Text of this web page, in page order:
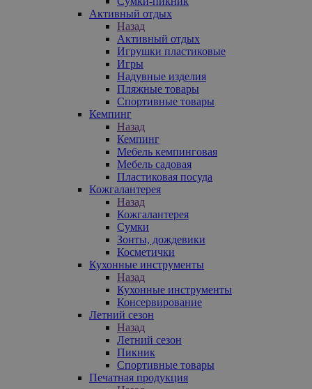
Активный отдых
Назад
Активный отдых
Игрушки пластиковые
Игры
Надувные изделия
Пляжные товары
Спортивные товары
Кемпинг
Назад
Кемпинг
Мебель кемпинговая
Мебель садовая
Пластиковая посуда
Кожгалантерея
Назад
Кожгалантерея
Сумки
Зонты, дождевики
Косметички
Кухонные инструменты
Назад
Кухонные инструменты
Консервирование
Летний сезон
Назад
Летний сезон
Пикник
Спортивные товары
Печатная продукция